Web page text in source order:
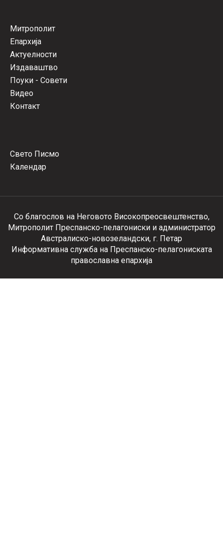
Митрополит
Епархија
Актуелности
Издаваштво
Поуки - Совети
Видео
Контакт
Свето Писмо
Календар
Со благослов на Неговото Високопреосвештенство,
Митрополит Преспанско-пелагониски и администратор
Австралиско-новозеландски, г. Петар
Информативна служба на Преспанско-пелагониската
православна епархија